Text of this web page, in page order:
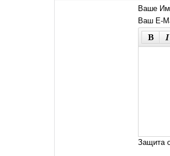
Ваше
Ваш E-
Защита